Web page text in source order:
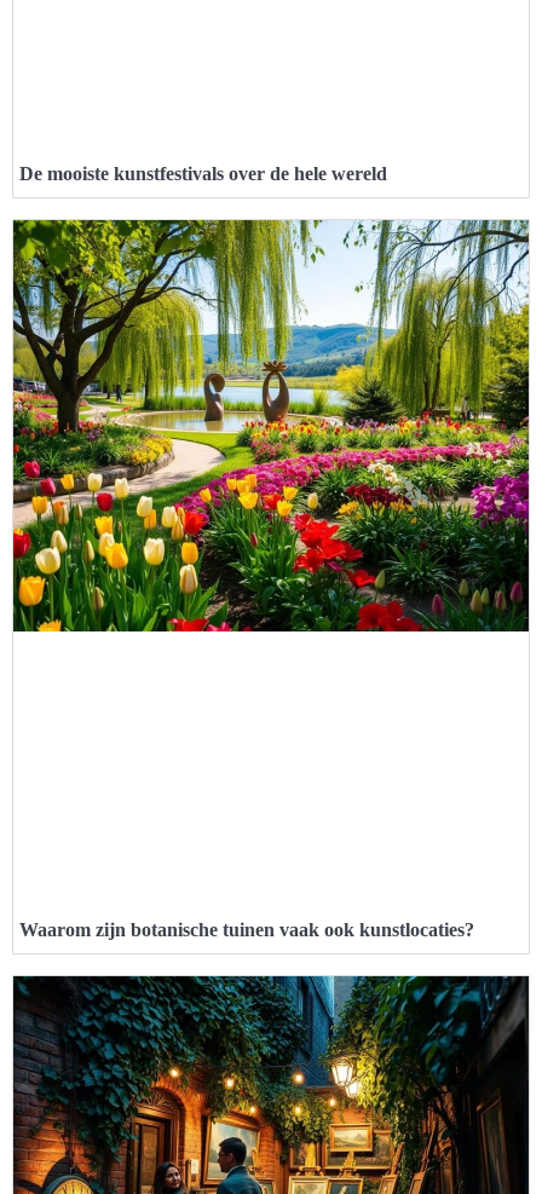
De mooiste kunstfestivals over de hele wereld
Waarom zijn botanische tuinen vaak ook kunstlocaties?